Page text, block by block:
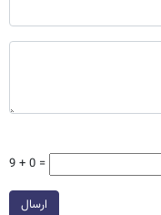
9 + 0 =
ارسال